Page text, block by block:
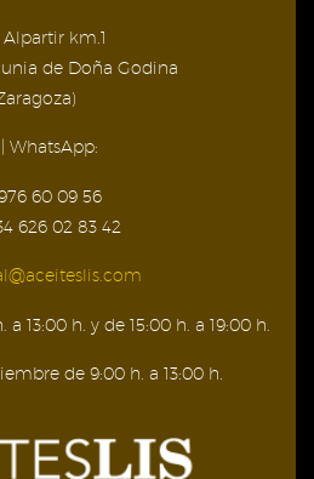
Alpartir km.1
de Doña Godina
WhatsApp:
60 09 56
626 02 83 42
13:00 h. y de 15:00 h. a 19:00 h.
de 9:00 h. a 13:00 h.